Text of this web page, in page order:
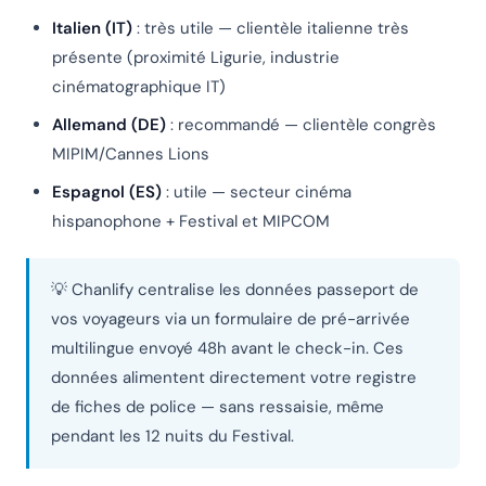
Italien (IT) : très utile — clientèle italienne très
présente (proximité Ligurie, industrie
cinématographique IT)
Allemand (DE) : recommandé — clientèle congrès
MIPIM/Cannes Lions
Espagnol (ES) : utile — secteur cinéma
hispanophone + Festival et MIPCOM
💡 Chanlify centralise les données passeport de
vos voyageurs via un formulaire de pré-arrivée
multilingue envoyé 48h avant le check-in. Ces
données alimentent directement votre registre
de fiches de police — sans ressaisie, même
pendant les 12 nuits du Festival.